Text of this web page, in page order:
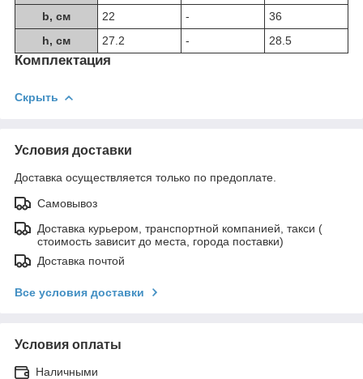
b, см
22 -
36
h, см
27.2 - 28.5
Комплектация
Скрыть
Условия доставки
Доставка осуществляется только по предоплате.
Самовывоз
Доставка курьером, транспортной компанией, такси (
стоимость зависит до места, города поставки)
Доставка почтой
Все условия доставки
Условия оплаты
Наличными